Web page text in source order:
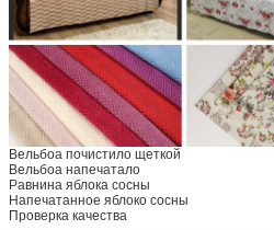
Вельбоа почистило щеткой
Вельбоа напечатало
Равнина яблока сосны
Напечатанное яблоко сосны
Проверка качества